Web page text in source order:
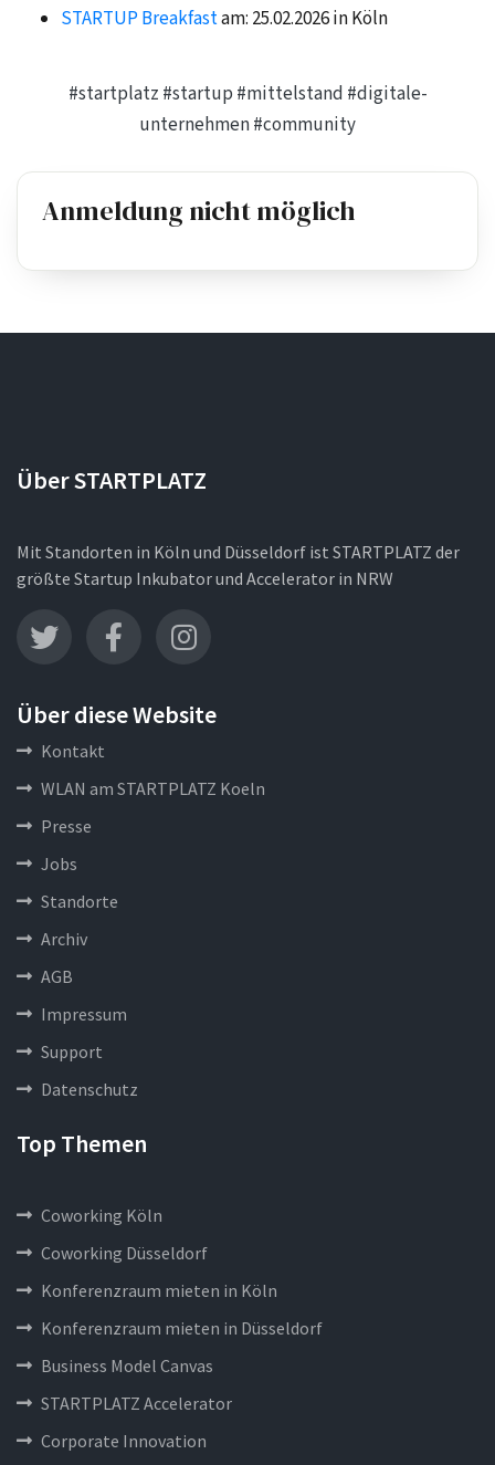
STARTUP Breakfastam: 25.02.2026 in Köln
#startplatz #startup #mittelstand #digitale-
unternehmen#community
Anmeldung nicht möglich
Über STARTPLATZ
Mit Standorten in Köln und Düsseldorf ist STARTPLATZ der
größte Startup Inkubator und Accelerator in NRW
Über diese Website
Kontakt
WLAN am STARTPLATZ Koeln
Presse
Jobs
Standorte
Archiv
AGB
Impressum
Support
Datenschutz
Top Themen
Coworking Köln
Coworking Düsseldorf
Konferenzraum mieten in Köln
Konferenzraum mieten in Düsseldorf
Business Model Canvas
STARTPLATZ Accelerator
Corporate Innovation